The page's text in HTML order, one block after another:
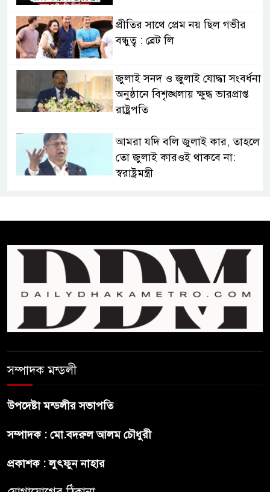
প্রীতির সাথে প্রেম নয় ছিল গভীর
বন্ধুত্ব : ব্রেট লি
জুলাই সনদ ও জুলাই যোদ্ধা সংবর্ধনা
অনুষ্ঠানে বিশৃঙ্খলায় ক্ষুদ্ধ ভারপ্রাপ্ত
রাষ্ট্রপতি
আমরা যদি বলি জুলাই কার, তাহলে
তো জুলাই কারওই থাকবে না:
স্বরাষ্ট্রমন্ত্রী
শেখ হাসিনার বক্তব্য প্রচার করলেই
ব্যবস্থা নিবে সরকার : প্রধানমন্ত্রীর
উপদেষ্টা
বাংলাদেশে বিনিয়োগ ও দক্ষ শ্রমিক
গ্যাসের দাম বাড়লো ৭০ টাকা, সন্ধ্যা
থেকে কার্যকর
সম্পাদক মন্ডলী
উপদেষ্টা মন্ডলীর সভাপতি
সম্পাদক : মো.বদরুল আলম চৌধুরী
প্রকাশক : লুৎফুন নাহার